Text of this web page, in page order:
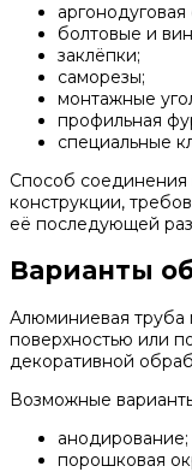
аргонодуговая
болтовые и
заклёпки;
саморезы;
монтажные
профильная
специальные
Способ соединения
конструкции,
её последующей
Варианты
Алюминиевая труба
поверхностью или
декоративной
Возможные
анодирование;
порошковая